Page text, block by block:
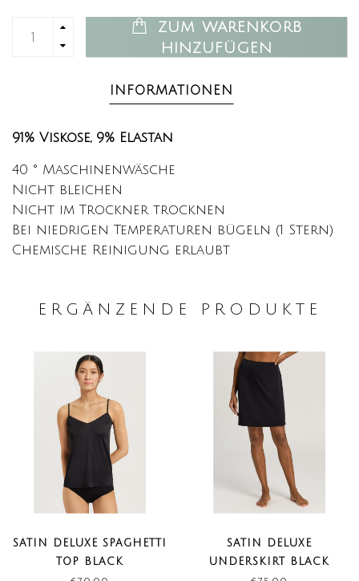
ZUM WARENKORB
HINZUFÜGEN
INFORMATIONEN
91% Viskose, 9% Elastan
40 ° Maschinenwäsche
Nicht bleichen
Nicht im Trockner trocknen
Bei niedrigen Temperaturen bügeln (1 Stern)
Chemische Reinigung erlaubt
ERGÄNZENDE PRODUKTE
SATIN DELUXE SPAGHETTI
TOP BLACK
SATIN DELUXE
UNDERSKIRT BLACK